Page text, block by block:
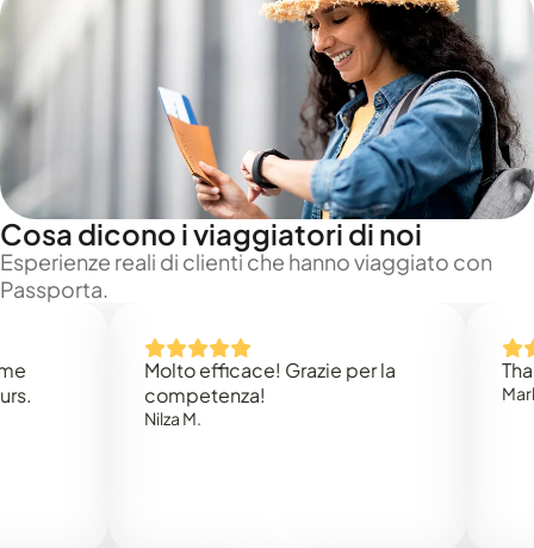
Cosa dicono i viaggiatori di noi
Esperienze reali di clienti che hanno viaggiato con
Passporta.
Molto efficace! Grazie per la
competenza!
Thank